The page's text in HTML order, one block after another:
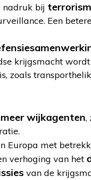
bij
Een
krijgsmacht
zoals
meer wijkagenten,
Europa met
verhoging van het
van de